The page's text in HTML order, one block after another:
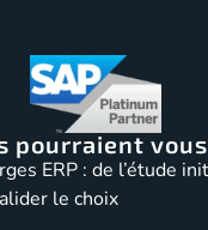
pourraient
ERP : de l’étude
le choix